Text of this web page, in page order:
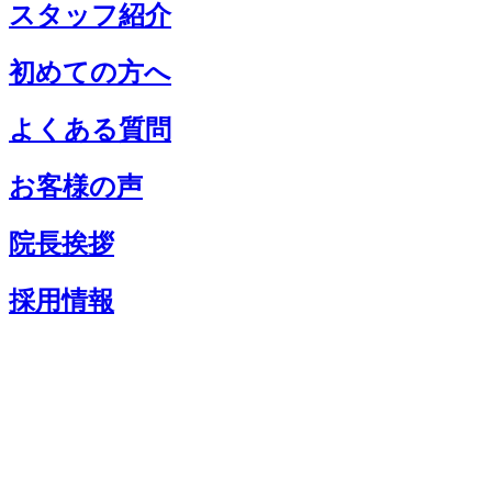
スタッフ紹介
初めての方へ
よくある質問
お客様の声
院長挨拶
採用情報